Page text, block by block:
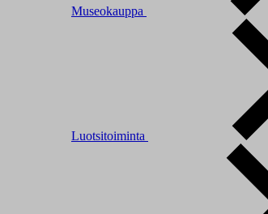
Museokauppa
Luotsitoiminta